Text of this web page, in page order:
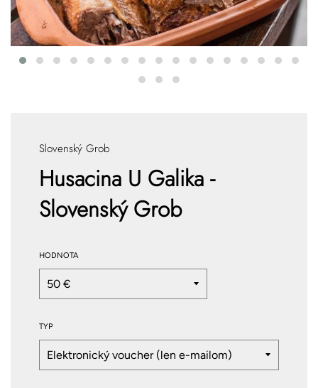
Slovenský Grob
Husacina U Galika -
Slovenský Grob
HODNOTA
TYP